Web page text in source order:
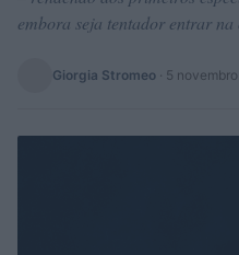
embora seja tentador entrar
Giorgia Stromeo · 5